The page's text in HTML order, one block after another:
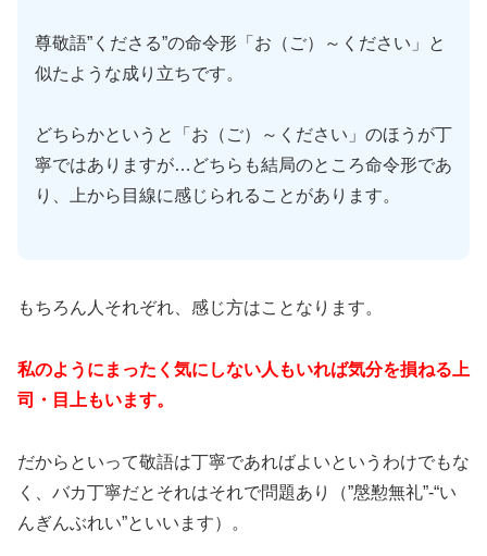
尊敬語”くださる”の命令形「お（ご）～ください」と
似たような成り立ちです。
どちらかというと「お（ご）～ください」のほうが丁
寧ではありますが…どちらも結局のところ命令形であ
り、上から目線に感じられることがあります。
もちろん人それぞれ、感じ方はことなります。
私のようにまったく気にしない人もいれば気分を損ねる上
司・目上もいます。
だからといって敬語は丁寧であればよいというわけでもな
く、バカ丁寧だとそれはそれで問題あり（”慇懃無礼”-“い
んぎんぶれい”といいます）。